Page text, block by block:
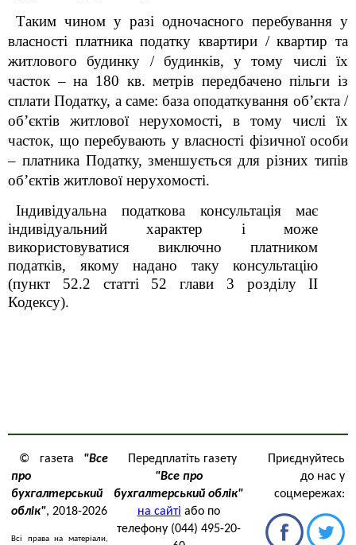
Таким чином у разі одночасного перебування у
власності платника податку квартири / квартир та
житлового будинку / будинків, у тому числі їх
часток – на 180 кв. метрів передбачено пільги із
сплати Податку, а саме: база оподаткування об’єкта /
об’єктів житлової нерухомості, в тому числі їх
часток, що перебувають у власності фізичної особи
– платника Податку, зменшується для різних типів
об’єктів житлової нерухомості.
Індивідуальна податкова консультація має
індивідуальний характер і може
використовуватися виключно платником
податків, якому надано таку консультацію
(пункт 52.2 статті 52 глави 3 розділу II
Кодексу).
© газета "Все
про
бухгалтерський
облік", 2018-2026
Всі права на матеріали,
Передплатіть газету
"Все про
бухгалтерський облік"
на сайті або по
телефону (044) 495-20-
Приєднуйтесь
до нас у
соцмережах: